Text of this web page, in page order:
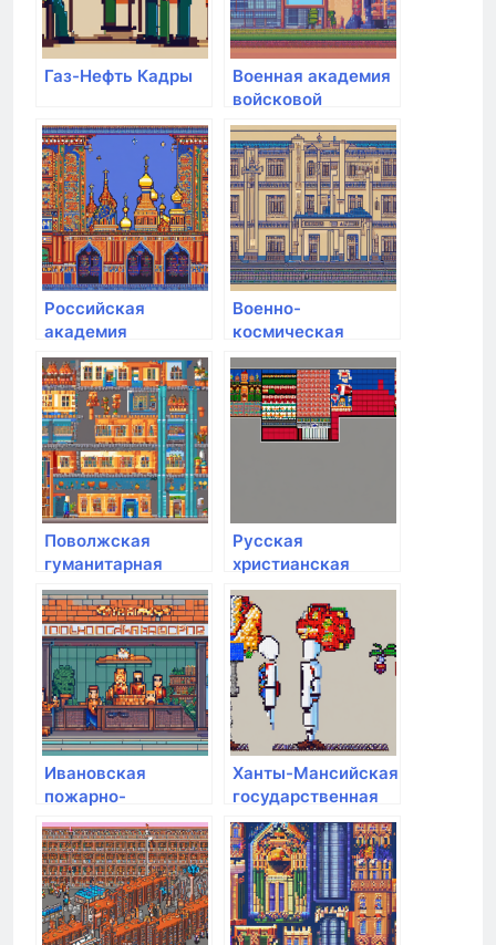
Газ-Нефть Кадры
Военная академия
войсковой
противовоздушной
обороны
Вооруженных Сил
РФ им. Маршала
Советского Союза
А.М. Василевского
Российская
академия
народного
хозяйства и
государственной
службы при
Президенте РФ
Военно-
космическая
академия им. А.Ф.
Можайского
Поволжская
гуманитарная
академия
Русская
христианская
гуманитарная
академия им. Ф.М.
Достоевского
Ивановская
пожарно-
спасательная
Академия ГПС
МЧС России
Ханты-Мансийская
государственная
медицинская
академия